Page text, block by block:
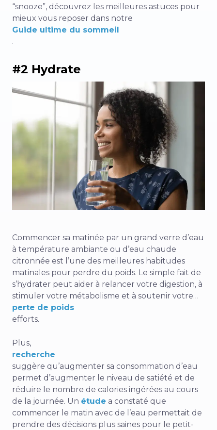
“snooze”, découvrez les meilleures astuces pour
mieux vous reposer dans notre
Guide ultime du sommeil
.
#2 Hydrate
Commencer sa matinée par un grand verre d’eau
à température ambiante ou d’eau chaude
citronnée est l’une des meilleures habitudes
matinales pour perdre du poids. Le simple fait de
s’hydrater peut aider à relancer votre digestion, à
stimuler votre métabolisme et à soutenir votre…
perte de poids
efforts.
Plus,
recherche
suggère qu’augmenter sa consommation d’eau
permet d’augmenter le niveau de satiété et de
réduire le nombre de calories ingérées au cours
de la journée. Un étude a constaté que
commencer le matin avec de l’eau permettait de
prendre des décisions plus saines pour le petit-